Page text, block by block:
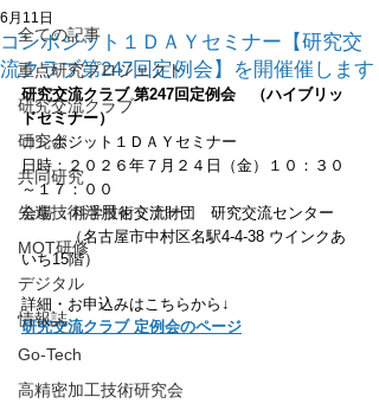
全ての記事
重点研究プロジェクト
研究交流クラブ
研究会
共同研究
先進技術活用セミナー
MOT研修
デジタル
情報誌
Go-Tech
高精密加工技術研究会
コンポジット１ＤＡＹセミナー【研究交
流クラブ第247回定例会】を開催催します
6月11日
研究交流クラブ 第247回定例会　（ハイブリッ
ドセミナー）
コンポジット１ＤＡＹセミナー
日時：２０２６年７月２４日（金）１０：３０
～１７：００
会場 ：科学技術交流財団　研究交流センター
（名古屋市中村区名駅4-4-38 ウインクあ
いち15階）
詳細・お申込みはこちらから↓
研究交流クラブ 定例会のページ